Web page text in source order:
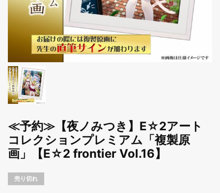
≪予約≫【夜ノみつき】E☆2アート
コレクションプレミアム「複製原
画」【E☆2 frontier Vol.16】
売り切れ